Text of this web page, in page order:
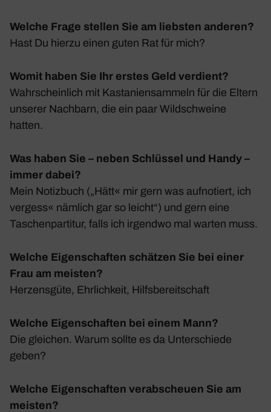
Welche Frage stellen Sie am liebsten anderen?
Hast Du hierzu einen guten Rat für mich?
Womit haben Sie Ihr erstes Geld verdient?
Wahr­schein­lich mit Kasta­ni­en­sam­meln für die Eltern
unserer Nach­barn, die ein paar Wild­schweine
hatten.
Was haben Sie – neben Schlüssel und Handy –
immer dabei?
Mein Notiz­buch („Hätt« mir gern was aufno­tiert, ich
vergess« nämlich gar so leicht“) und gern eine
Taschen­par­titur, falls ich irgendwo mal warten muss.
Welche Eigenschaften schätzen Sie bei einer
Frau am meisten?
Herzens­güte, Ehrlich­keit, Hilfs­be­reit­schaft
Welche Eigenschaften bei einem Mann?
Die glei­chen. Warum sollte es da Unter­schiede
geben?
Welche Eigenschaften verabscheuen Sie am
meisten?